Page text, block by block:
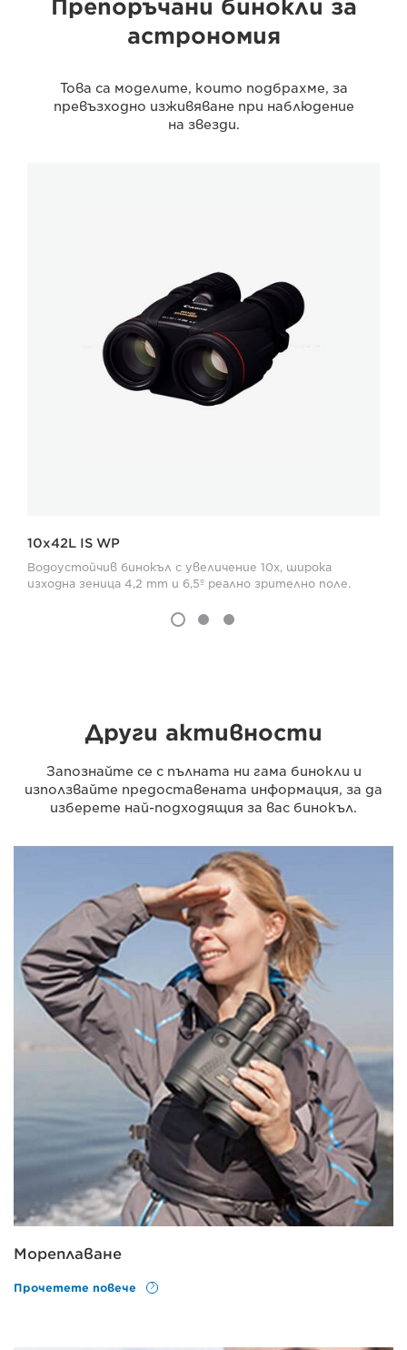
Препоръчани бинокли за
астрономия
Това са моделите, които подбрахме, за
превъзходно изживяване при наблюдение
на звезди.
10x42L IS WP
Водоустойчив бинокъл с увеличение 10x, широка
изходна зеница 4,2 mm и 6,5º реално зрително поле.
Други активности
Запознайте се с пълната ни гама бинокли и
използвайте предоставената информация, за да
изберете най-подходящия за вас бинокъл.
Мореплаване
Прочетете повече